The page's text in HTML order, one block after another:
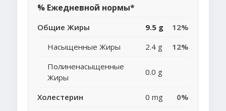
% Ежедневной нормы*
Общие Жиры 9.5 g
12%
Насыщенные Жиры
2.4 g
12%
Полиненасыщенные
Жиры
0.0 g
Холестерин 0 mg
0%